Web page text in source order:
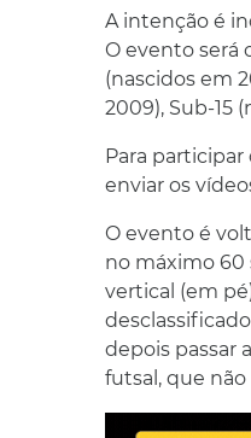
A intenção é
O evento será
(nascidos em
2009), Sub-15
Para
enviar os
O evento é
no máximo 60
vertical (em
depois passar
futsal, que